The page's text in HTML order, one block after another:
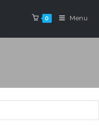
0 Menu